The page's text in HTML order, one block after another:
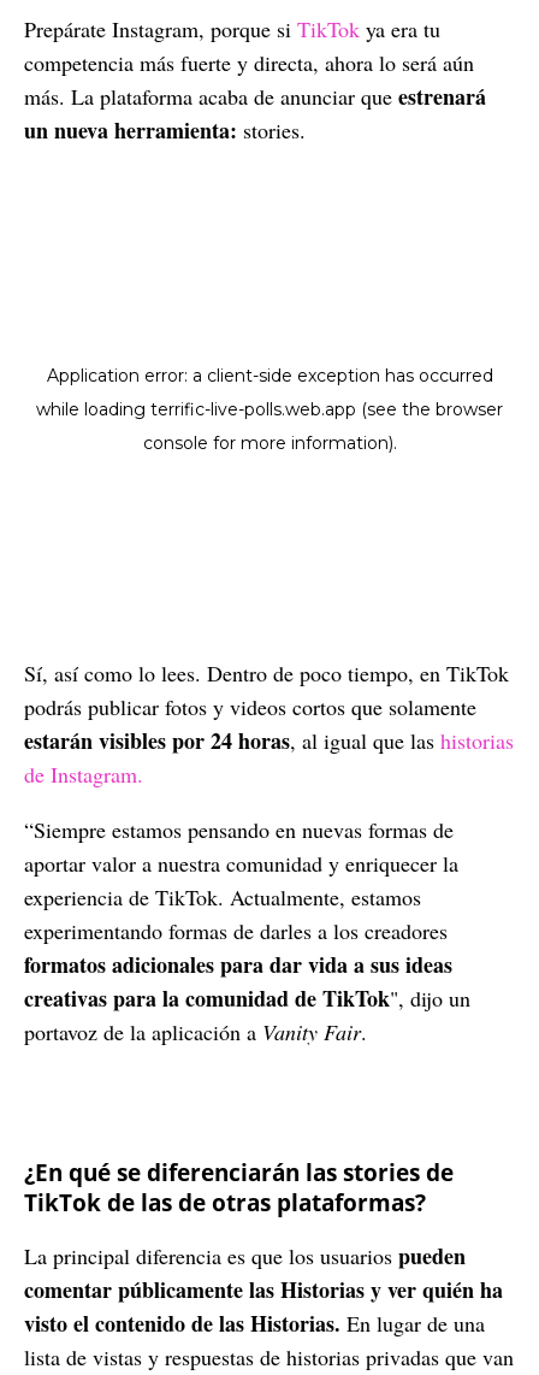
Prepárate Instagram, porque si TikTok ya era tu
competencia más fuerte y directa, ahora lo será aún
más. La plataforma acaba de anunciar que estrenará
un nueva herramienta: stories.
Sí, así como lo lees. Dentro de poco tiempo, en TikTok
podrás publicar fotos y videos cortos que solamente
estarán visibles por 24 horas, al igual que las historias
de Instagram.
“Siempre estamos pensando en nuevas formas de
aportar valor a nuestra comunidad y enriquecer la
experiencia de TikTok. Actualmente, estamos
experimentando formas de darles a los creadores
formatos adicionales para dar vida a sus ideas
creativas para la comunidad de TikTok", dijo un
portavoz de la aplicación a Vanity Fair.
¿En qué se diferenciarán las stories de
TikTok de las de otras plataformas?
La principal diferencia es que los usuarios pueden
comentar públicamente las Historias y ver quién ha
visto el contenido de las Historias. En lugar de una
lista de vistas y respuestas de historias privadas que van